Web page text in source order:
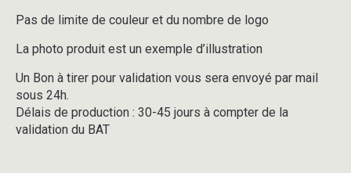
Pas de limite de couleur et du nombre de logo
La photo produit est un exemple d’illustration
Un Bon à tirer pour validation vous sera envoyé par mail
sous 24h.
Délais de production : 30-45 jours à compter de la
validation du BAT